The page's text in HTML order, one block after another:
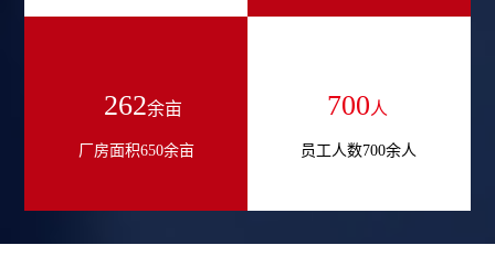
353余亩
厂房面积650余亩
700人
员工人数700余人